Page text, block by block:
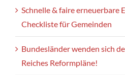
Schnelle & faire erneuerbare
Checkliste für Gemeinden
Bundesländer wenden sich
Reiches Reformpläne!